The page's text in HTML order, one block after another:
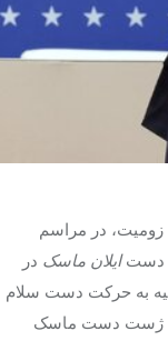
زومیت، در مراسم
دستایلان ماسک در
به حرکت دست سلام
ژست دست ماسک